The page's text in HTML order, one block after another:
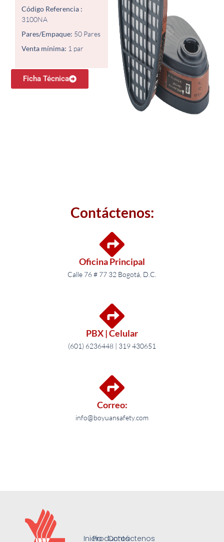
Código Referencia :
3100NA
Pares/Empaque: 50 Pares
Venta mínima: 1 par
Ficha Técnica
Contáctenos:
Oficina Principal
Calle 76 # 77 32 Bogotá, D.C.
PBX | Celular
(601) 6236448 | 319 430651
Correo:
info@boyuansafety.com
InicioProductos
Contáctenos